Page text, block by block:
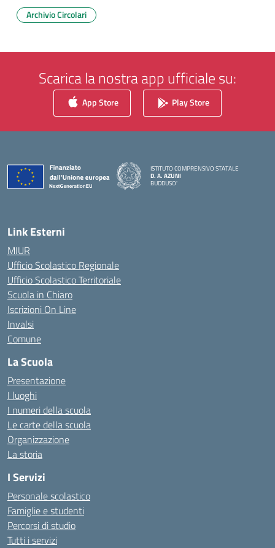
Archivio Circolari
Scarica la nostra app ufficiale su:
App Store Play Store
ISTITUTO COMPRENSIVO STATALE
D. A. AZUNI
BUDDUSO'
Link Esterni
MIUR
Ufficio Scolastico Regionale
Ufficio Scolastico Territoriale
Scuola in Chiaro
Iscrizioni On Line
Invalsi
Comune
La Scuola
Presentazione
I luoghi
I numeri della scuola
Le carte della scuola
Organizzazione
La storia
I Servizi
Personale scolastico
Famiglie e studenti
Percorsi di studio
Tutti i servizi